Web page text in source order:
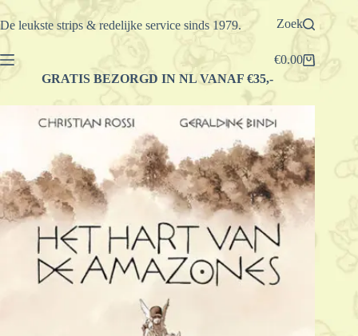
Ga
naar
De leukste strips & redelijke service sinds 1979. Zoek
Winkelwagen
€0.00
GRATIS BEZORGD IN NL VANAF €35,-